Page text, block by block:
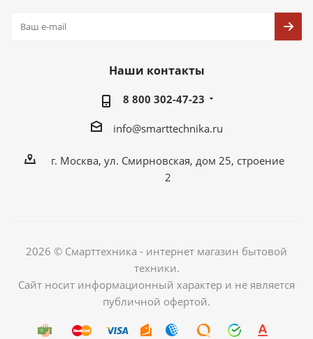
Наши контакты
8 800 302-47-23
info@smarttechnika.ru
г. Москва, ул. Смирновская, дом 25, строение
2
2026 © Смарттехника - интернет магазин бытовой
техники.
Сайт носит информационный характер и не является
публичной офертой.